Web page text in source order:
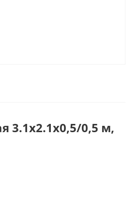
3.1х2.1х0,5/0,5 м,